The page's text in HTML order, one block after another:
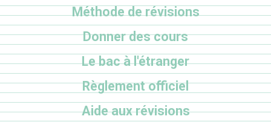
Méthode de révisions
Donner des cours
Le bac à l'étranger
Règlement officiel
Aide aux révisions